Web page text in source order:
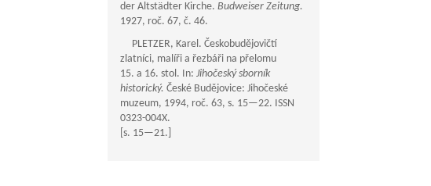
der Altstädter Kirche. Budweiser Zeitung.
1927, roč. 67, č. 46.
PLETZER, Karel. Českobudějovičtí
zlatníci, malíři a řezbáři na přelomu
15. a 16. stol. In: Jihočeský sborník
historický. České Budějovice: Jihočeské
muzeum, 1994, roč. 63, s. 15—22. ISSN
0323-004X.
[s. 15—21.]